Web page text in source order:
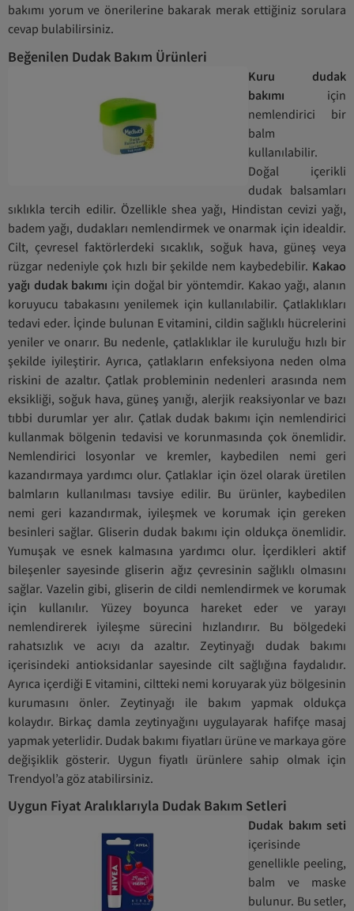
bakımı yorum ve önerilerine bakarak merak ettiğiniz sorulara
cevap bulabilirsiniz.
Beğenilen Dudak Bakım Ürünleri
Kuru dudak
bakımı için
nemlendirici bir
balm
kullanılabilir.
Doğal içerikli
dudak balsamları
sıklıkla tercih edilir. Özellikle shea yağı, Hindistan cevizi yağı,
badem yağı, dudakları nemlendirmek ve onarmak için idealdir.
Cilt, çevresel faktörlerdeki sıcaklık, soğuk hava, güneş veya
rüzgar nedeniyle çok hızlı bir şekilde nem kaybedebilir. Kakao
yağı dudak bakımı için doğal bir yöntemdir. Kakao yağı, alanın
koruyucu tabakasını yenilemek için kullanılabilir. Çatlaklıkları
tedavi eder. İçinde bulunan E vitamini, cildin sağlıklı hücrelerini
yeniler ve onarır. Bu nedenle, çatlaklıklar ile kuruluğu hızlı bir
şekilde iyileştirir. Ayrıca, çatlakların enfeksiyona neden olma
riskini de azaltır. Çatlak probleminin nedenleri arasında nem
eksikliği, soğuk hava, güneş yanığı, alerjik reaksiyonlar ve bazı
tıbbi durumlar yer alır. Çatlak dudak bakımı için nemlendirici
kullanmak bölgenin tedavisi ve korunmasında çok önemlidir.
Nemlendirici losyonlar ve kremler, kaybedilen nemi geri
kazandırmaya yardımcı olur. Çatlaklar için özel olarak üretilen
balmların kullanılması tavsiye edilir. Bu ürünler, kaybedilen
nemi geri kazandırmak, iyileşmek ve korumak için gereken
besinleri sağlar. Gliserin dudak bakımı için oldukça önemlidir.
Yumuşak ve esnek kalmasına yardımcı olur. İçerdikleri aktif
bileşenler sayesinde gliserin ağız çevresinin sağlıklı olmasını
sağlar. Vazelin gibi, gliserin de cildi nemlendirmek ve korumak
için kullanılır. Yüzey boyunca hareket eder ve yarayı
nemlendirerek iyileşme sürecini hızlandırır. Bu bölgedeki
rahatsızlık ve acıyı da azaltır. Zeytinyağı dudak bakımı
içerisindeki antioksidanlar sayesinde cilt sağlığına faydalıdır.
Ayrıca içerdiği E vitamini, ciltteki nemi koruyarak yüz bölgesinin
kurumasını önler. Zeytinyağı ile bakım yapmak oldukça
kolaydır. Birkaç damla zeytinyağını uygulayarak hafifçe masaj
yapmak yeterlidir. Dudak bakımı fiyatları ürüne ve markaya göre
değişiklik gösterir. Uygun fiyatlı ürünlere sahip olmak için
Trendyol’a göz atabilirsiniz.
Uygun Fiyat Aralıklarıyla Dudak Bakım Setleri
Dudak bakım seti
içerisinde
genellikle peeling,
balm ve maske
bulunur. Bu setler,